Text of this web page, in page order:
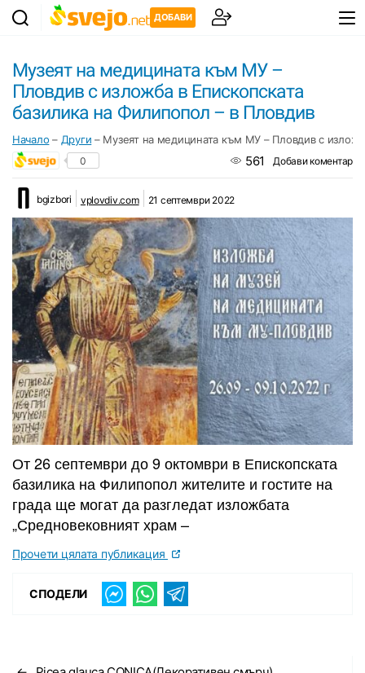
ДОБАВИ
Музеят на медицината към МУ –
Пловдив с изложба в Епископската
базилика на Филипопол – в Пловдив
Начало – Други – Музеят на медицината към МУ – Пловдив с
0 561 Добави коментар
bgizbori vplovdiv.com 21 септември 2022
От 26 септември до 9 октомври в Епископската
базилика на Филипопол жителите и гостите на
града ще могат да разгледат изложбата
„Средновековният храм –
Прочети цялата публикация
СПОДЕЛИ